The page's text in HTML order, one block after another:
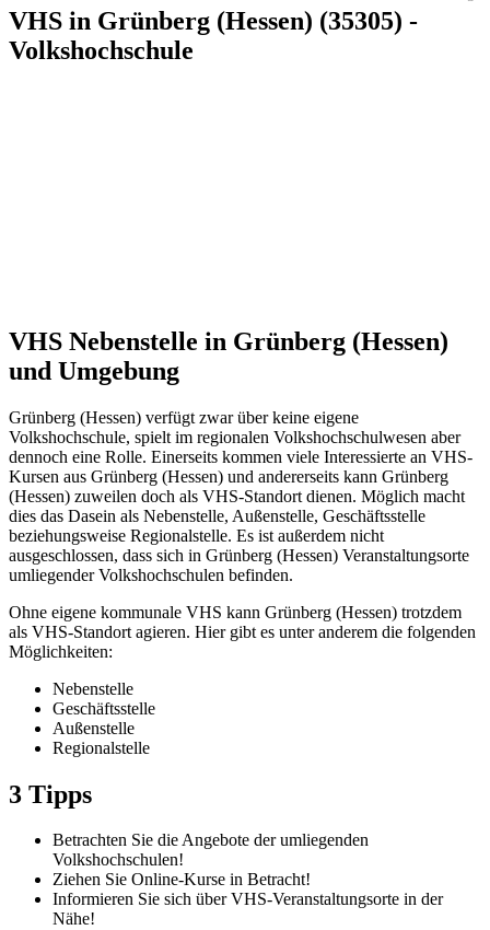
VHS in Grünberg (Hessen) (35305) -
Volkshochschule
VHS Nebenstelle in Grünberg (Hessen)
und Umgebung
Grünberg (Hessen) verfügt zwar über keine eigene
Volkshochschule, spielt im regionalen Volkshochschulwesen aber
dennoch eine Rolle. Einerseits kommen viele Interessierte an VHS-
Kursen aus Grünberg (Hessen) und andererseits kann Grünberg
(Hessen) zuweilen doch als VHS-Standort dienen. Möglich macht
dies das Dasein als Nebenstelle, Außenstelle, Geschäftsstelle
beziehungsweise Regionalstelle. Es ist außerdem nicht
ausgeschlossen, dass sich in Grünberg (Hessen) Veranstaltungsorte
umliegender Volkshochschulen befinden.
Ohne eigene kommunale VHS kann Grünberg (Hessen) trotzdem
als VHS-Standort agieren. Hier gibt es unter anderem die folgenden
Möglichkeiten:
Nebenstelle
Geschäftsstelle
Außenstelle
Regionalstelle
3 Tipps
Betrachten Sie die Angebote der umliegenden
Volkshochschulen!
Ziehen Sie Online-Kurse in Betracht!
Informieren Sie sich über VHS-Veranstaltungsorte in der
Nähe!